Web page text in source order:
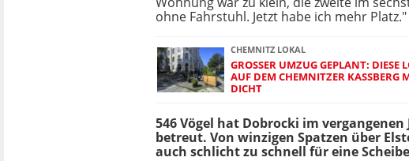
ohne Fahrstuhl. Jetzt habe ich mehr Platz."
CHEMNITZ LOKAL
GROSSER UMZUG GEPLANT: DIESE
UF DEM CHEMNITZER KASSBERG
CHT
546 Vögel hat Dobrocki im vergangenen
betreut. Von winzigen Spatzen über
auch schlicht zu schnell für eine